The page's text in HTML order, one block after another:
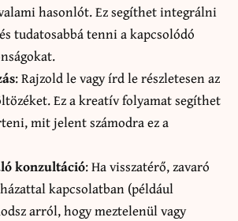
hasonlót. Ez segíthet integrálni
tudatosabbá tenni a kapcsolódó
: Rajzold le vagy írd le részletesen az
Ez a kreatív folyamat segíthet
mit jelent számodra ez a
konzultáció: Ha visszatérő, zavaró
kapcsolatban (például
arról, hogy meztelenül vagy